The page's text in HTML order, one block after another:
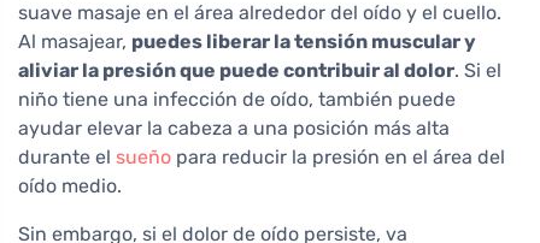
suave masaje en el área alrededor del oído y el cuello.
Al masajear, puedes liberar la tensión muscular y
aliviar la presión que puede contribuir al dolor. Si el
niño tiene una infección de oído, también puede
ayudar elevar la cabeza a una posición más alta
durante el sueño para reducir la presión en el área del
oído medio.
Sin embargo, si el dolor de oído persiste, va